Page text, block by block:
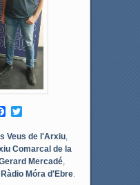
F
c
e
b
o
o
T
i
t
t
e
r
Veus de l'Arxiu,
Comarcal de la
Mercadé,
Ràdio Móra d'Ebre.